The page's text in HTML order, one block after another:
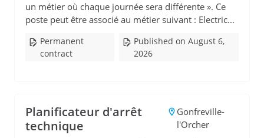
un métier où chaque journée sera différente ». Ce
poste peut être associé au métier suivant : Electric...
Permanent
contract
Published on August 6,
2026
Planificateur d'arrêt
technique
Gonfreville-
l'Orcher